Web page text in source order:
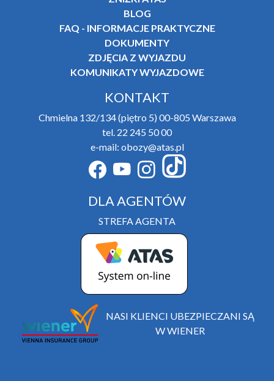
BLOG
FAQ - INFORMACJE PRAKTYCZNE
DOKUMENTY
ZDJĘCIA Z WYJAZDU
KOMUNIKATY WYJAZDOWE
KONTAKT
Chmielna 132/134 (piętro 5) 00-805 Warszawa
tel. 22 245 50 00
e-mail: obozy@atas.pl
DLA AGENTÓW
STREFA AGENTA
NASI KLIENCI UBEZPIECZANI SĄ
W WIENER